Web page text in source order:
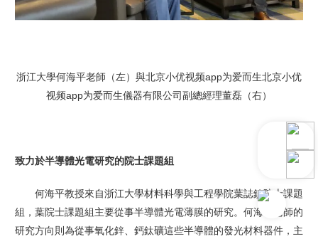
浙江大學何海平老師（左）與北京小优视频app为爱而生北京小优
视频app为爱而生儀器有限公司副總經理董磊（右）
致力於半導體光電研究的院士課題組
何海平教授來自浙江大學材料科學與工程學院葉誌鎮院士課題
組，葉院士課題組主要從事半導體光電薄膜的研究。何海平老師的
研究方向則為從事氧化鋅、鈣鈦礦這些半導體的發光材料器件，主